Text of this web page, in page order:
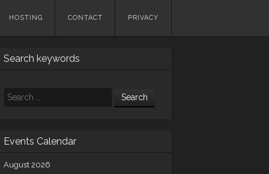
HOSTING CONTACT PRIVACY
Search keywords
Search
Events Calendar
August 2026